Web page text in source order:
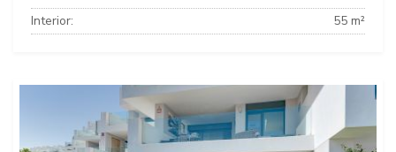
Interior:
55 m²